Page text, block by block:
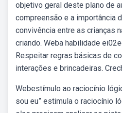
objetivo geral deste plano de
compreensão e a importância
convivência entre as crianças
criando. Weba habilidade
Respeitar regras básicas de
interações e brincadeiras.
Webestímulo ao raciocínio
sou eu” estimula o raciocínio